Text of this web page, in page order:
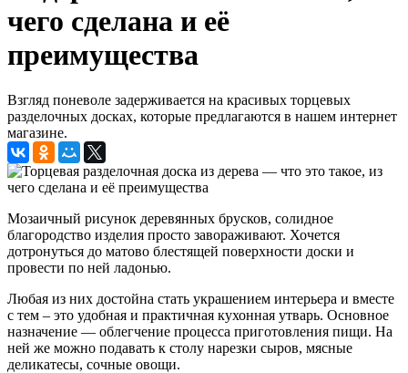
чего сделана и её
преимущества
Взгляд поневоле задерживается на красивых торцевых
разделочных досках, которые предлагаются в нашем интернет
магазине.
Мозаичный рисунок деревянных брусков, солидное
благородство изделия просто завораживают. Хочется
дотронуться до матово блестящей поверхности доски и
провести по ней ладонью.
Любая из них достойна стать украшением интерьера и вместе
с тем – это удобная и практичная кухонная утварь. Основное
назначение — облегчение процесса приготовления пищи. На
ней же можно подавать к столу нарезки сыров, мясные
деликатесы, сочные овощи.